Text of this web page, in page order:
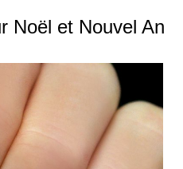
Noël et Nouvel An